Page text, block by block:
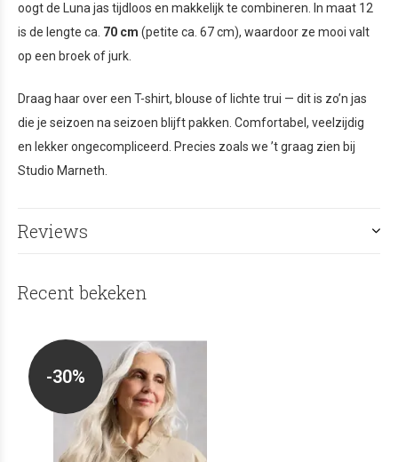
oogt de Luna jas tijdloos en makkelijk te combineren. In maat 12
is de lengte ca. 70 cm (petite ca. 67 cm), waardoor ze mooi valt
op een broek of jurk.
Draag haar over een T-shirt, blouse of lichte trui — dit is zo’n jas
die je seizoen na seizoen blijft pakken. Comfortabel, veelzijdig
en lekker ongecompliceerd. Precies zoals we ’t graag zien bij
Studio Marneth.
Reviews
Recent bekeken
-30%